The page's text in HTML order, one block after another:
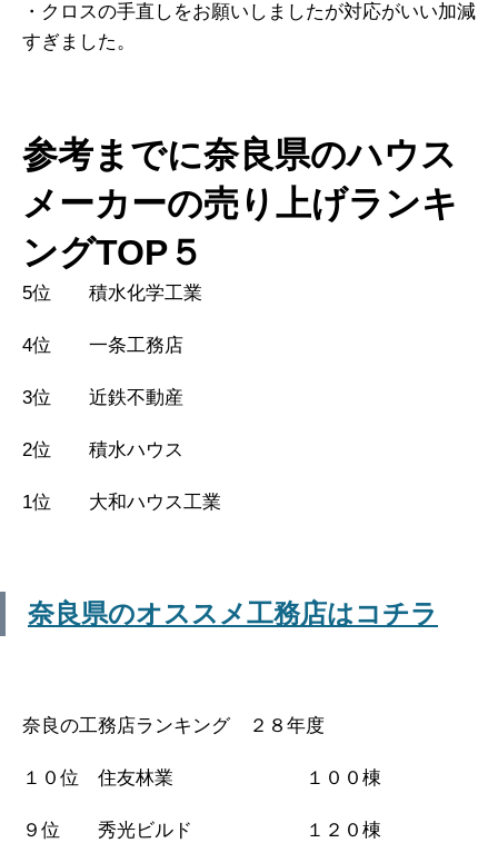
・クロスの手直しをお願いしましたが対応がいい加減
すぎました。
参考までに奈良県のハウス
メーカーの売り上げランキ
ングTOP５
5位 積水化学工業
4位 一条工務店
3位 近鉄不動産
2位 積水ハウス
1位 大和ハウス工業
奈良県のオススメ工務店はコチラ
奈良の工務店ランキング ２８年度
１０位 住友林業 １００棟
９位 秀光ビルド １２０棟